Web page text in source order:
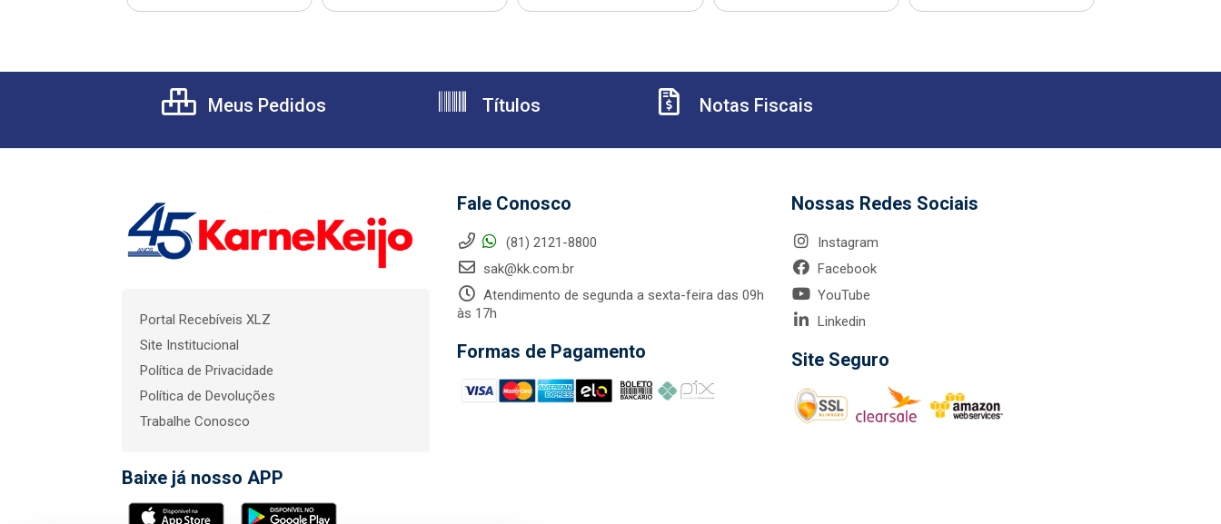
Meus Pedidos Títulos Notas Fiscais
Portal Recebíveis XLZ
Site Institucional
Política de Privacidade
Política de Devoluções
Trabalhe Conosco
Baixe já nosso APP
Fale Conosco
(81) 2121-8800
sak@kk.com.br
Atendimento de segunda a sexta-feira das 09h
às 17h
Formas de Pagamento
Nossas Redes Sociais
Instagram
Facebook
YouTube
Linkedin
Site Seguro